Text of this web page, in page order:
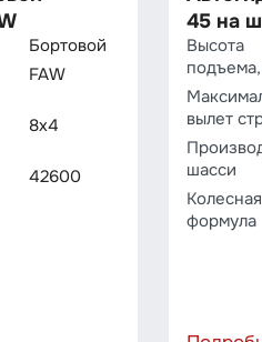
Бортовой
FAW
8х4
42600
45 на
Высота
вылет
шасси
Колесная
формула